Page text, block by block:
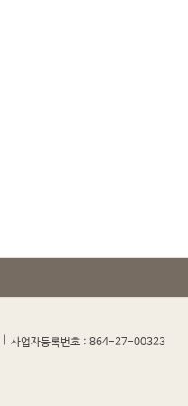
사업자등록번호 : 864-27-00323